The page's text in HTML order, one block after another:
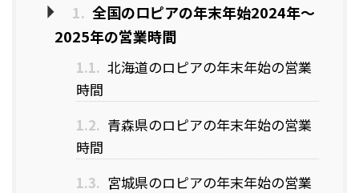
1. 全国のロピアの年末年始2024年～
2025年の営業時間
1.1. 北海道のロピアの年末年始の営業
時間
1.2. 青森県のロピアの年末年始の営業
時間
1.3. 宮城県のロピアの年末年始の営業